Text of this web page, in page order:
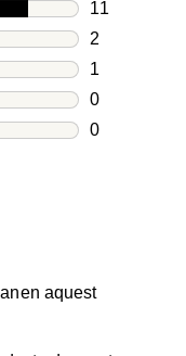
11
11
2
2
1
1 valoració
0
0
0
aquest